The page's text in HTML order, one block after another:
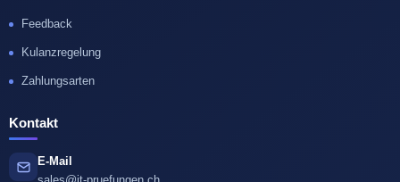
Feedback
Kulanzregelung
Zahlungsarten
Kontakt
E-Mail